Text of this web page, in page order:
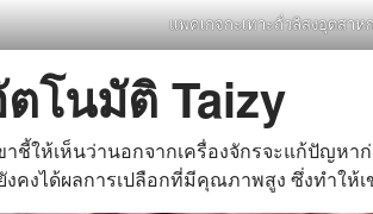
แพคเกจกะเทาะถั่วลิสงอุตสาห
ตโนมัติ Taizy
ชี้ให้เห็นว่านอกจากเครื่องจักรจะแก้ปัญหา
คงได้ผลการเปลือกที่มีคุณภาพสูง ซึ่งทำให้เ